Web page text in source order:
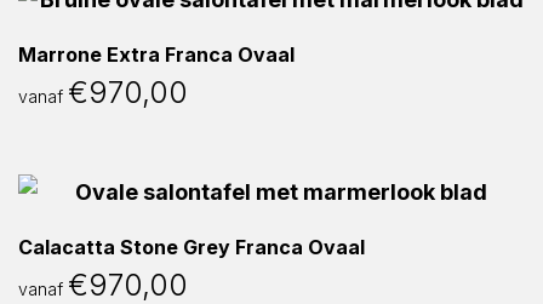
Marrone Extra Franca Ovaal
vanaf €970,00
Calacatta Stone Grey Franca Ovaal
vanaf €970,00